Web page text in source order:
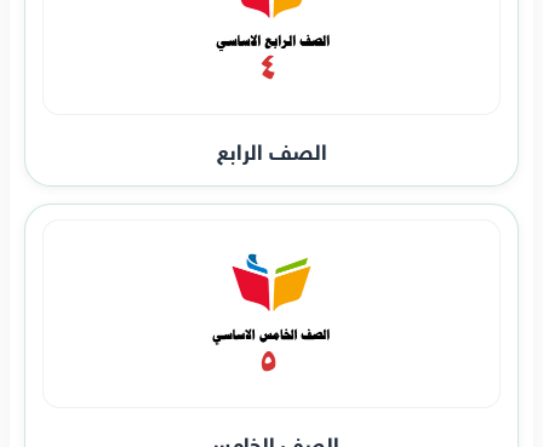
الصف الرابع